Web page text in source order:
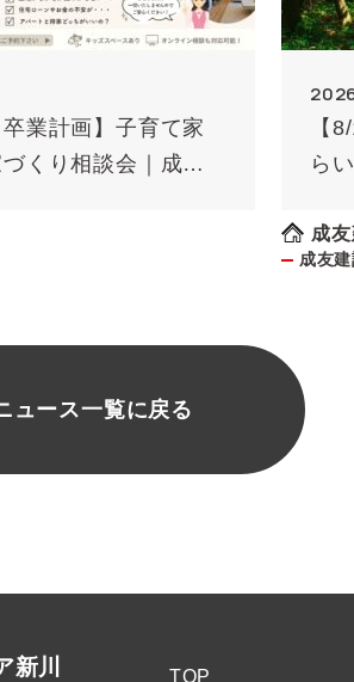
卒業計画】子育て家
くり相談会｜成友
【
ら
成
成友
ュース一覧に戻る
TOP
新川